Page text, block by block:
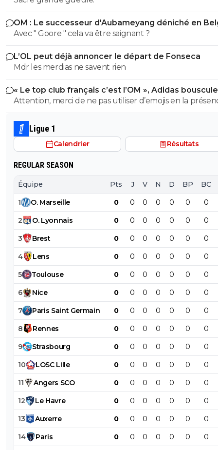
OM : Le successeur d'Aubameyang déniché en
Avec " Goore " cela va être saignant ?
L’OL peut déjà annoncer le départ de Fonseca
Mdr les merdias ne savent rien
« Le top club français c’est l’OM », Adidas
PSG
Attention, merci de ne pas utiliser d’emojis en la
Raymond Q qui a un traumatisme de l enfance lié à ces
derniers; pour le soutenir, vous pouvez adhérer à son
association se prétendant faire partie d’une « élite »
se refusant catégoriquement l utilisation d emojis bien
Ligue 1
Calendrier Résultats
REGULAR SEASON
Équipe Pts J V N D BP BC
1 O. Marseille 0 0 0 0 0 0 0
2 O. Lyonnais 0 0 0 0 0 0 0
3 Brest 0 0 0 0 0 0 0
4 Lens 0 0 0 0 0 0 0
5 Toulouse 0 0 0 0 0 0 0
6 Nice 0 0 0 0 0 0 0
7 Paris Saint Germain 0 0 0 0 0 0 0
8 Rennes 0 0 0 0 0 0 0
9 Strasbourg 0 0 0 0 0 0 0
10 LOSC Lille 0 0 0 0 0 0 0
11 Angers SCO 0 0 0 0 0 0 0
12 Le Havre 0 0 0 0 0 0 0
13 Auxerre 0 0 0 0 0 0 0
14 Paris 0 0 0 0 0 0 0